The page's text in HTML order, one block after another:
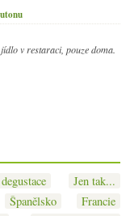
v restaraci, pouze doma.
degustace
Jen tak...
Španělsko
Francie